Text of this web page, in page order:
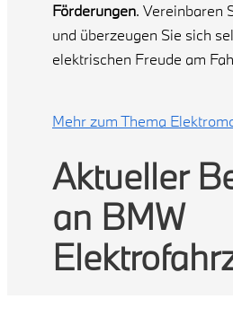
Förderungen. Vereinbaren
und überzeugen Sie sich
elektrischen Freude am
Mehr zum Thema
Aktueller
an BMW